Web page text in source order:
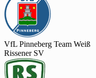
VfL Pinneberg Team Weiß
Rissener SV